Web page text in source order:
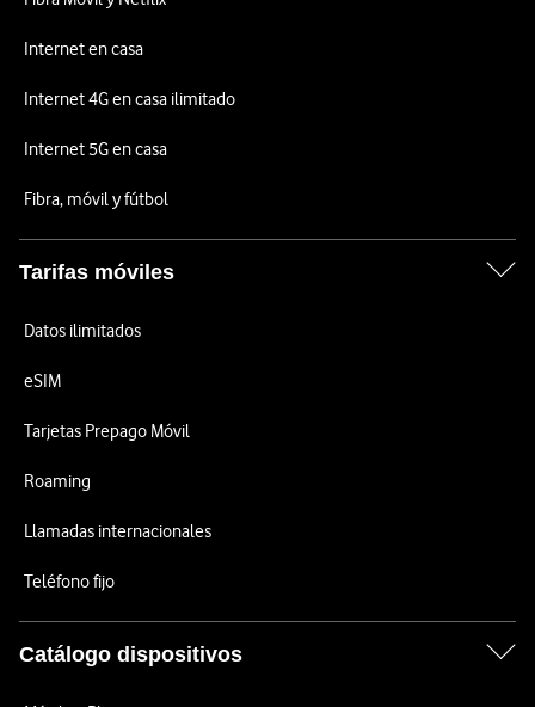
Internet en casa
Internet 4G en casa ilimitado
Internet 5G en casa
Fibra, móvil y fútbol
Tarifas móviles
Datos ilimitados
eSIM
Tarjetas Prepago Móvil
Roaming
Llamadas internacionales
Teléfono fijo
Catálogo dispositivos